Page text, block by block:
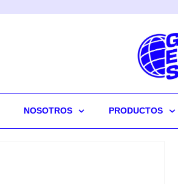
NOSOTROS PRODUCTOS